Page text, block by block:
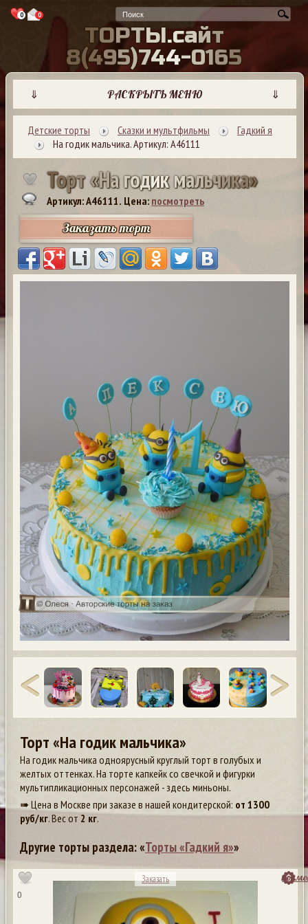
0 0
ТОРТЫ.сайт
8(495)744-0165
⇓ РАСКРЫТЬ МЕНЮ ⇓
Детские торты Сказки и мультфильмы
Гадкий я
На годик мальчика. Артикул: А46111
Торт«Нагодикмальчика»
Артикул: A46111. Цена: посмотреть
Заказать торт
Торт «На годик мальчика»
На годик мальчика одноярусный круглый торт в голубых и
желтых оттенках. На торте капкейк со свечкой и фигурки
мультипликационных персонажей - здесь миньоны.
➠ Цена в Москве при заказе в нашей кондитерской: от 1300
руб/кг. Вес от 2 кг.
Другие торты раздела: «Торты «Гадкий я»»
0
Заказать